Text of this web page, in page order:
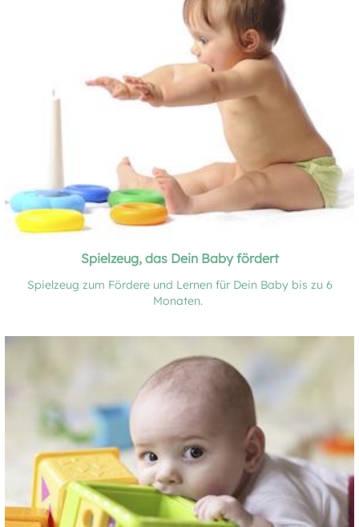
Spielzeug, das Dein Baby fördert
Spielzeug zum Fördere und Lernen für Dein Baby bis zu 6
Monaten.